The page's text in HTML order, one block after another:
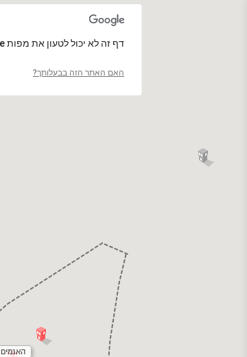
האגמים
‏דף זה לא יכול לטעון את מפות Google כראוי.
האם האתר הזה בבעלותך?